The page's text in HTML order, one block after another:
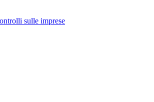
sulle imprese